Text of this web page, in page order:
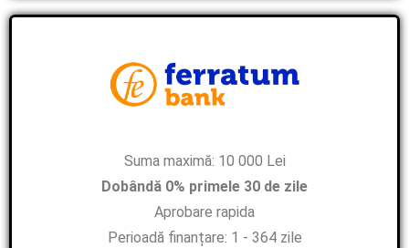
Suma maximă: 10 000 Lei
Dobândă 0% primele 30 de zile
Aprobare rapida
Perioadă finanțare: 1 - 364 zile